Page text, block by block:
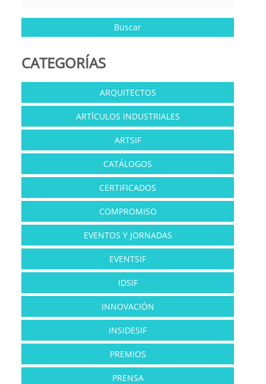
CATEGORÍAS
ARQUITECTOS
ARTÍCULOS INDUSTRIALES
ARTSIF
CATÁLOGOS
CERTIFICADOS
COMPROMISO
EVENTOS Y JORNADAS
EVENTSIF
IDSIF
INNOVACIÓN
INSIDESIF
PREMIOS
PRENSA